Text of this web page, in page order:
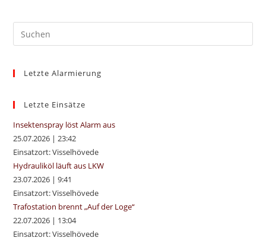
Letzte Alarmierung
Letzte Einsätze
Insektenspray löst Alarm aus
25.07.2026 |23:42
Einsatzort: Visselhövede
Hydrauliköl läuft aus LKW
23.07.2026 |9:41
Einsatzort: Visselhövede
Trafostation brennt „Auf der Loge“
22.07.2026 | 13:04
Einsatzort: Visselhövede